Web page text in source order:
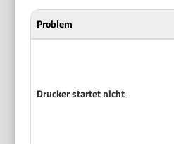
Problem
Drucker startet nicht